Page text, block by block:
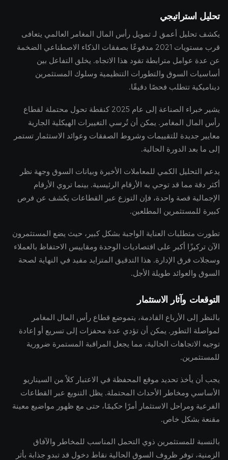
تحليل استراتيجي
يكشف تحليل أعمق لـ تمويل رأس المال المغامر العالمي يتعافى
قرب مستويات 2021 مدفوعًا بصفقات الذكاء الاصطناعي الضخمة
عن عدة عوامل مترابطة تقود هذا الاتجاه. يخلق التفاعل بين
أساسيات السوق والتطورات التنظيمية وسلوك المستثمرين
ديناميكية تتطلب فحصًا دقيقًا.
يشير خبراء الصناعة إلى عام 2025 كنقطة تحول محتملة لقطاع
رأس المال المغامر. يمكن أن تُرسي التغييرات الهيكلية الجارية
معايير جديدة للتقييمات وشروط الصفقات وعوائد الاستثمار تستمر
إلى ما بعد الدورة الحالية.
يدعم التحليل الكمي للمعاملات الأخيرة وبيانات السوق وجهة نظر
أكثر دقة مما قد توحي به الأرقام الرئيسية. بينما تروي الأرقام
الإجمالية قصة واحدة، فإن التوزع عبر القطاعات يكشف عن فرص
كبيرة للمستثمرين المطلعين.
تطورت متطلبات العناية الواجبة بشكل كبير، حيث يضع المستثمرون
الآن تركيزًا أكبر على اقتصاديات الوحدة ومقاييس الاحتفاظ بالعملاء
وسجلات فرق الإدارة. هذا التدقيق المتزايد مفيد في النهاية لصحة
السوق والعوائد طويلة الأجل.
التوقعات وآثار الاستثمار
بالنظر إلى الأرباع القادمة، يتموضع قطاع رأس المال المغامر
لمواصلة التطور. يمكن أن تؤدي عدة محفزات إلى تسريع أو إعادة
توجيه الاتجاهات الحالية، مما يجعل المراقبة المستمرة ضرورية
للمستثمرين.
يجب أن يأخذ تحديد موقع المحفظة في الاعتبار كلاً من السيناريو
الأساسي ومخاطر الأحداث المحتملة. يظل التنويع عبر القطاعات
الفرعية ومراحل الاستثمار أمرًا حكيمًا، حتى مع ظهور مواضيع معينة
مقنعة بشكل خاص.
بالنسبة للمستثمرين ذوي التحمل المناسب للمخاطر والآفاق
الزمنية، توفر ظروف السوق الحالية نقاط دخول قد تبدو جذابة بأثر